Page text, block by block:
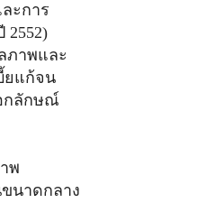
ะการ
ภาพและ
ยแก้จน
กลักษณ์
พ
นาดกลาง